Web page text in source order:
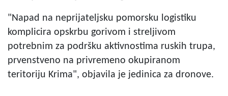
"Napad na neprijateljsku pomorsku logistiku
komplicira opskrbu gorivom i streljivom
potrebnim za podršku aktivnostima ruskih trupa,
prvenstveno na privremeno okupiranom
teritoriju Krima", objavila je jedinica za dronove.